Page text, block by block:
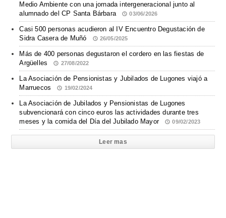
Medio Ambiente con una jornada intergeneracional junto al
alumnado del CP Santa Bárbara
03/06/2026
Casi 500 personas acudieron al IV Encuentro Degustación de
Sidra Casera de Muñó
26/05/2025
Más de 400 personas degustaron el cordero en las fiestas de
Argüelles
27/08/2022
La Asociación de Pensionistas y Jubilados de Lugones viajó a
Marruecos
19/02/2024
La Asociación de Jubilados y Pensionistas de Lugones
subvencionará con cinco euros las actividades durante tres
meses y la comida del Día del Jubilado Mayor
09/02/2023
Leer mas